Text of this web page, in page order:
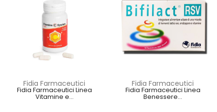
Fidia Farmaceutici
Fidia Farmaceutici Linea
Vitamine e...
Fidia Farmaceutici
Fidia Farmaceutici Linea
Benessere...